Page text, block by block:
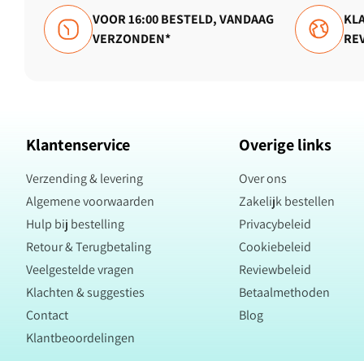
VOOR 16:00 BESTELD, VANDAAG
VERZONDEN*
Klantenservice
Verzending & levering
Algemene voorwaarden
Hulp bij bestelling
Retour & Terugbetaling
Veelgestelde vragen
Klachten & suggesties
Contact
Klantbeoordelingen
Overige links
Over ons
Zakelijk bestellen
Privacybeleid
Cookiebeleid
Reviewbeleid
Betaalmethoden
Blog